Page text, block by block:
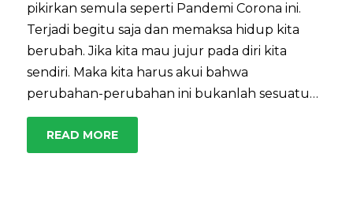
pikirkan semula seperti Pandemi Corona ini.
Terjadi begitu saja dan memaksa hidup kita
berubah. Jika kita mau jujur pada diri kita
sendiri. Maka kita harus akui bahwa
perubahan-perubahan ini bukanlah sesuatu…
READ MORE